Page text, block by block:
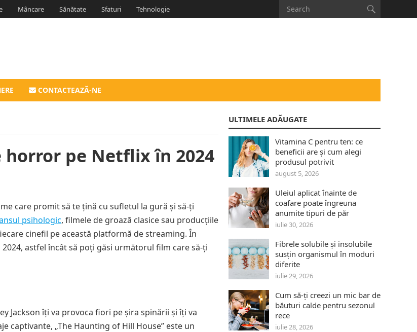
Mâncare Sănătate Sfaturi Tehnologie
CONTACTEAZĂ-NE
pe Netflix în 2024
care promit să te țină cu sufletul la gură și să-ți
psihologic, filmele de groază clasice sau producțiile
cinefil pe această platformă de streaming. În
astfel încât să poți găsi următorul film care să-ți
Jackson îți va provoca fiori pe șira spinării și îți va
captivante, „The Haunting of Hill House” este un
ULTIMELE ADĂUGATE
Vitamina C pentru ten: ce
beneficii are și cum alegi
produsul potrivit
august 5, 2026
Uleiul aplicat înainte de
coafare poate îngreuna
anumite tipuri de păr
iulie 30, 2026
Fibrele solubile și insolubile
susțin organismul în moduri
diferite
iulie 29, 2026
Cum să-ți creezi un mic bar de
băuturi calde pentru sezonul
rece
iulie 28, 2026